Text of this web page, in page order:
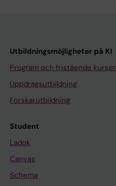
Utbildningsmöjligheter på KI
Program och fristående kurser
Uppdragsutbildning
Forskarutbildning
Student
Ladok
Canvas
Schema